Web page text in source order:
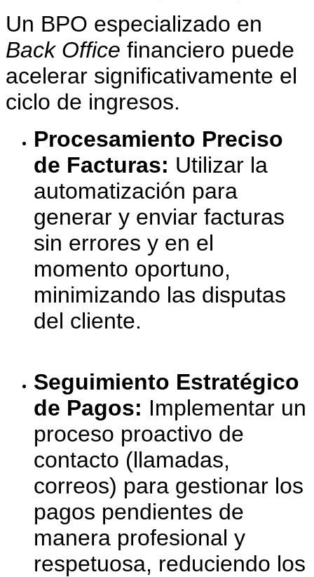
Un BPO especializado en
Back Office financiero puede
acelerar significativamente el
ciclo de ingresos.
Procesamiento Preciso
de Facturas: Utilizar la
automatización para
generar y enviar facturas
sin errores y en el
momento oportuno,
minimizando las disputas
del cliente.
Seguimiento Estratégico
de Pagos: Implementar un
proceso proactivo de
contacto (llamadas,
correos) para gestionar los
pagos pendientes de
manera profesional y
respetuosa, reduciendo los